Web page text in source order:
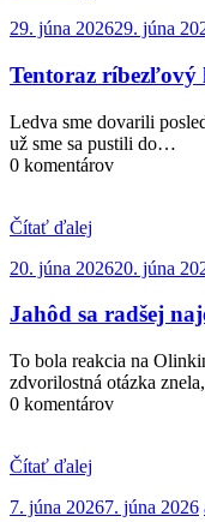
29. júna 202629. júna
Tentoraz ríbezľový
Ledva sme dovarili
už sme sa pustili do…
0 komentárov
Čítať ďalej
20. júna 202620. júna
Jahôd sa radšej
To bola reakcia na
zdvorilostná otázka
0 komentárov
Čítať ďalej
7. júna 20267. júna 2026